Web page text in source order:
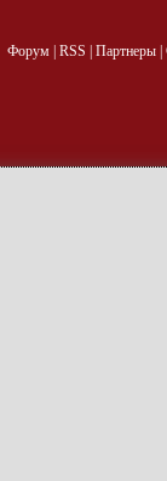
Форум| RSS Партнеры|